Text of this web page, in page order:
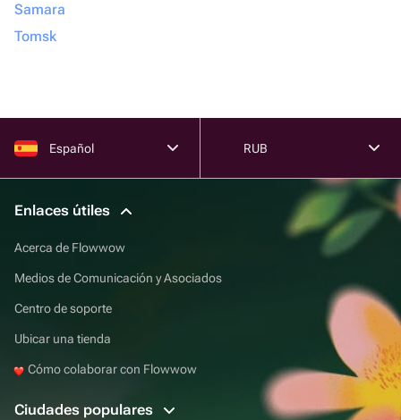
Samara
Tomsk
Español RUB
Enlaces útiles
Acerca de Flowwow
Medios de Comunicación y Asociados
Centro de soporte
Ubicar una tienda
Cómo colaborar con Flowwow
Ciudades populares